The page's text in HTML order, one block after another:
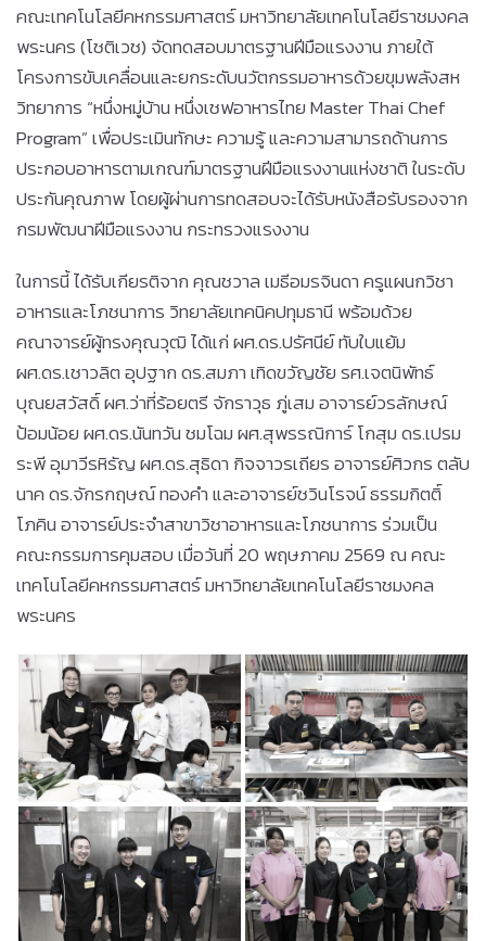
คณะเทคโนโลยีคหกรรมศาสตร์ มหาวิทยาลัยเทคโนโลยีราชมงคล
พระนคร (โชติเวช) จัดทดสอบมาตรฐานฝีมือแรงงาน ภายใต้
โครงการขับเคลื่อนและยกระดับนวัตกรรมอาหารด้วยขุมพลังสห
วิทยาการ “หนึ่งหมู่บ้าน หนึ่งเชฟอาหารไทย Master Thai Chef
Program” เพื่อประเมินทักษะ ความรู้ และความสามารถด้านการ
ประกอบอาหารตามเกณฑ์มาตรฐานฝีมือแรงงานแห่งชาติ ในระดับ
ประกันคุณภาพ โดยผู้ผ่านการทดสอบจะได้รับหนังสือรับรองจาก
กรมพัฒนาฝีมือแรงงาน กระทรวงแรงงาน
ในการนี้ ได้รับเกียรติจาก คุณชวาล เมธีอมรจินดา ครูแผนกวิชา
อาหารและโภชนาการ วิทยาลัยเทคนิคปทุมธานี พร้อมด้วย
คณาจารย์ผู้ทรงคุณวุฒิ ได้แก่ ผศ.ดร.ปรัศนีย์ ทับใบแย้ม
ผศ.ดร.เชาวลิต อุปฐาก ดร.สมภา เทิดขวัญชัย รศ.เจตนิพัทธ์
บุณยสวัสดิ์ ผศ.ว่าที่ร้อยตรี จักราวุธ ภู่เสม อาจารย์วรลักษณ์
ป้อมน้อย ผศ.ดร.นันทวัน ชมโฉม ผศ.สุพรรณิการ์ โกสุม ดร.เปรม
ระพี อุมาวีรหิรัญ ผศ.ดร.สุธิดา กิจจาวรเถียร อาจารย์ศิวกร ตลับ
นาค ดร.จักรกฤษณ์ ทองคำ และอาจารย์ชวินโรจน์ ธรรมกิตติ์
โภคิน อาจารย์ประจำสาขาวิชาอาหารและโภชนาการ ร่วมเป็น
คณะกรรมการคุมสอบ เมื่อวันที่ 20 พฤษภาคม 2569 ณ คณะ
เทคโนโลยีคหกรรมศาสตร์ มหาวิทยาลัยเทคโนโลยีราชมงคล
พระนคร